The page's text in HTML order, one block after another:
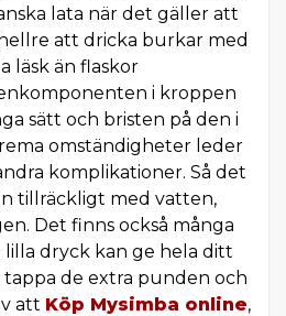
lata när det gäller att
att dricka burkar med
läsk än flaskor
i kroppen
sätt och bristen på den i
omständigheter leder
komplikationer. Så det
tillräckligt med vatten,
Det finns också många
dryck kan ge hela ditt
de extra punden och
att Köp Mysimba online,